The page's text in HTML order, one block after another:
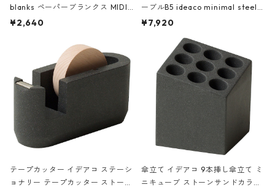
blanks ペーパーブランクス MIDI
ハードカバー 罫線 ヴァン・ゴッホ
¥2,640
ーブルB5 ideaco minimal steel f
urniture WALL Table B5 ネイビー
¥7,920
テープカッター イデアコ ステーシ
ョナリー テープカッター ストーン
傘立て イデアコ 9本挿し傘立て ミ
ニキューブ ストーンサンドカラー